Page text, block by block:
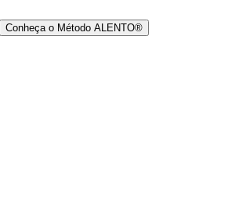
Conheça o Método ALENTO®